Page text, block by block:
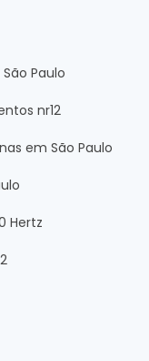
Paulo
nr12
em São Paulo
Hertz